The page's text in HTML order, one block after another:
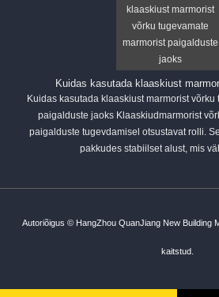
Kuidas kasutada klaaskiust
Kuidas kasutada klaaskiust marmorist
paigalduste jaoks Klaaskiudmarmorist
paigalduste tugevdamisel otsustavat rolli.
pakkudes stabiilset alust, mis
Autoriõigus © HangZhou QuanJiang New Building
kaitstud.